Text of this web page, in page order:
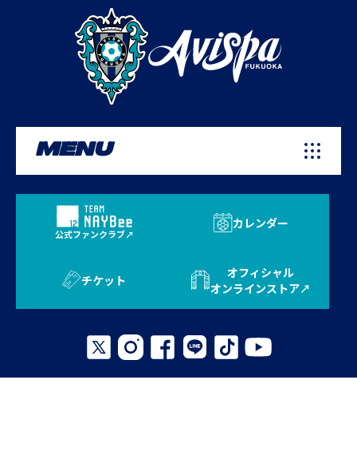
MENU
公式ファンクラブ
カレンダー
チケット
オフィシャル
オンラインストア